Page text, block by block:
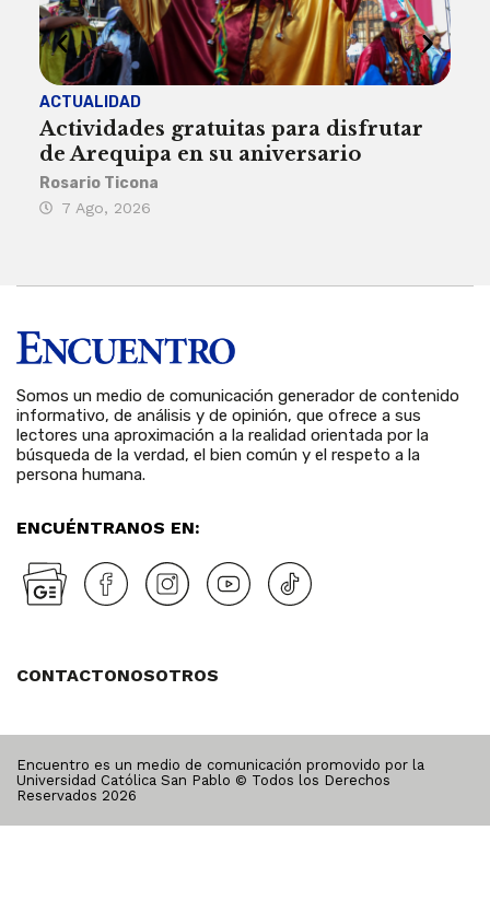
ACTUALIDAD
Actividades gratuitas para disfrutar
de Arequipa en su aniversario
Rosario Ticona
7 Ago, 2026
Somos un medio de comunicación generador de contenido
informativo, de análisis y de opinión, que ofrece a sus
lectores una aproximación a la realidad orientada por la
búsqueda de la verdad, el bien común y el respeto a la
persona humana.
ENCUÉNTRANOS EN:
CONTACTONOSOTROS
Encuentro es un medio de comunicación promovido por la
Universidad Católica San Pablo © Todos los Derechos
Reservados 2026